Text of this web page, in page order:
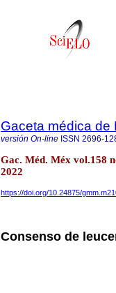
Gaceta médica de
versión On-line ISSN 2696-
Gac. Méd. Méx vol.158
2022
https://doi.org/10.24875/
Consenso de